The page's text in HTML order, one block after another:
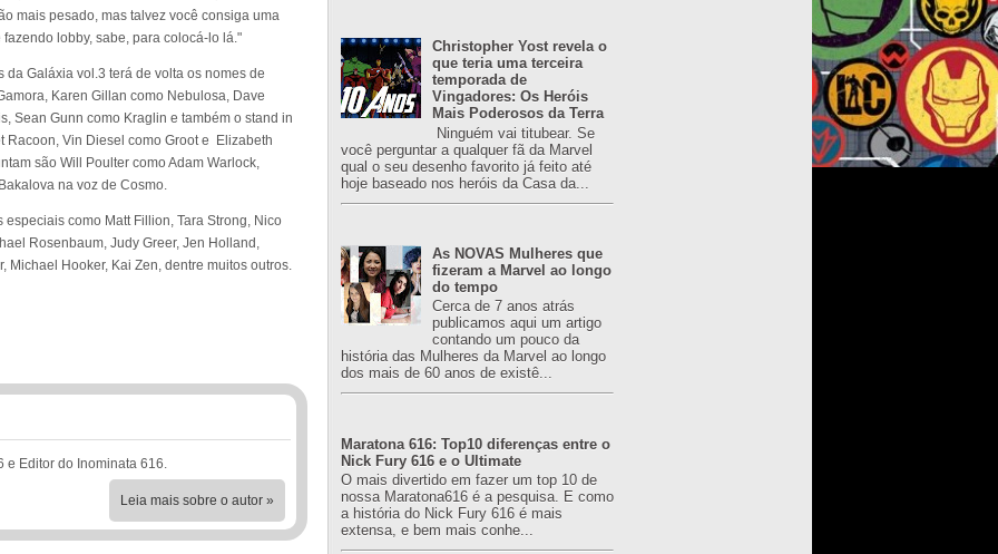
mais pesado, mas talvez você consiga uma
lobby, sabe, para colocá-lo lá."
Galáxia vol.3 terá de volta os nomes de
Karen Gillan como Nebulosa, Dave
Sean Gunn como Kraglin e também o stand in
Racoon, Vin Diesel como Groot e Elizabeth
são Will Poulter como Adam Warlock,
na voz de Cosmo.
como Matt Fillion, Tara Strong, Nico
Rosenbaum, Judy Greer, Jen Holland,
Hooker, Kai Zen, dentre muitos outros.
e Editor do Inominata 616.
Leia mais sobre o autor »
Christopher Yost revela o
que teria uma terceira
temporada de
Vingadores: Os Heróis
Mais Poderosos da Terra
Ninguém vai titubear. Se
você perguntar a qualquer fã da Marvel
qual o seu desenho favorito já feito até
hoje baseado nos heróis da Casa da...
As NOVAS Mulheres que
fizeram a Marvel ao longo
do tempo
Cerca de 7 anos atrás
publicamos aqui um artigo
contando um pouco da
história das Mulheres da Marvel ao longo
dos mais de 60 anos de existê...
Maratona 616: Top10 diferenças entre o
Nick Fury 616 e o Ultimate
O mais divertido em fazer um top 10 de
nossa Maratona616 é a pesquisa. E como
a história do Nick Fury 616 é mais
extensa, e bem mais conhe...